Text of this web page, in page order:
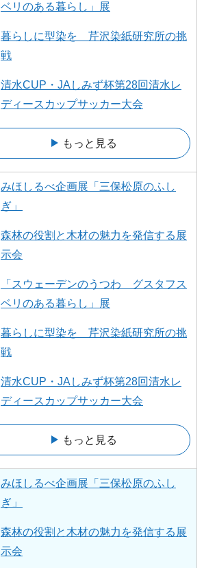
ベリのある暮らし」展
暮らしに型染を 芹沢染紙研究所の挑
戦
清水CUP・JAしみず杯第28回清水レ
ディースカップサッカー大会
もっと見る
みほしるべ企画展「三保松原のふし
ぎ」
森林の役割と木材の魅力を発信する展
示会
「スウェーデンのうつわ グスタフス
ベリのある暮らし」展
暮らしに型染を 芹沢染紙研究所の挑
戦
清水CUP・JAしみず杯第28回清水レ
ディースカップサッカー大会
もっと見る
みほしるべ企画展「三保松原のふし
ぎ」
森林の役割と木材の魅力を発信する展
示会